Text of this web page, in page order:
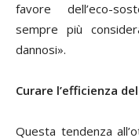
favore dell’eco-
sempre più
dannosi».
Curare l’efficienza
Questa tendenza